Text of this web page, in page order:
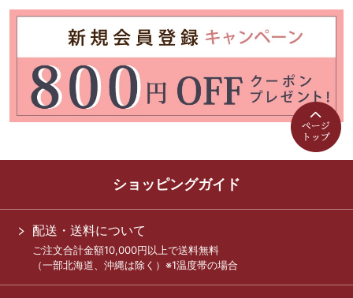
ショッピングガイド
配送・送料について
ご注文合計金額10,000円以上で送料無料
（一部北海道、沖縄は除く）※1温度帯の場合